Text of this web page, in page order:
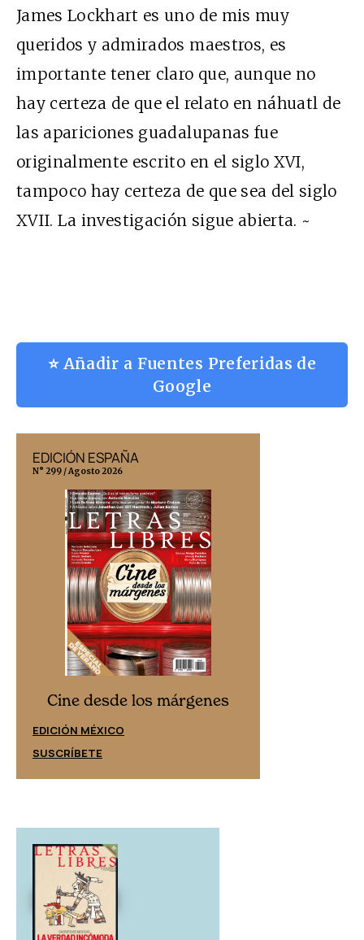
James Lockhart es uno de mis muy
queridos y admirados maestros, es
importante tener claro que, aunque no
hay certeza de que el relato en náhuatl de
las apariciones guadalupanas fue
originalmente escrito en el siglo XVI,
tampoco hay certeza de que sea del siglo
XVII. La investigación sigue abierta. ~
⭐ Añadir a Fuentes Preferidas de
Google
EDICIÓN ESPAÑA
N° 299 / Agosto 2026
Cine desde los márgenes
EDICIÓN MÉXICO
SUSCRÍBETE